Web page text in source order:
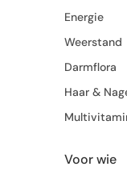
Energie
Weerstand
Darmflora
Haar &
Voor wie